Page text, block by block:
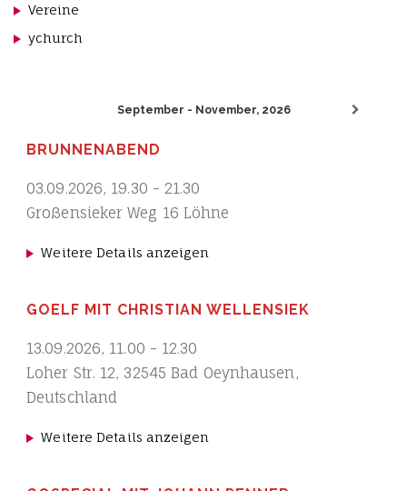
Vereine
ychurch
September - November, 2026
BRUNNENABEND
03.09.2026, 19.30 - 21.30
Großensieker Weg 16 Löhne
Weitere Details anzeigen
GOELF MIT CHRISTIAN WELLENSIEK
13.09.2026, 11.00 - 12.30
Loher Str. 12, 32545 Bad Oeynhausen,
Deutschland
Weitere Details anzeigen